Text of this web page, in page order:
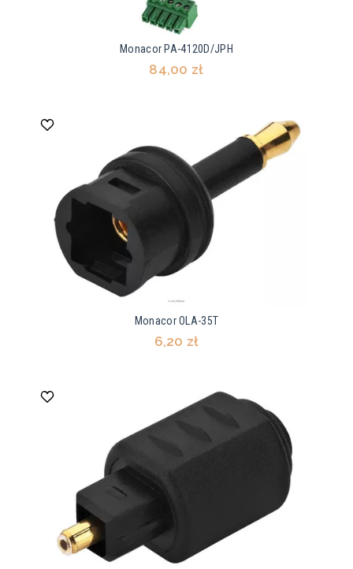
Monacor PA-4120D/JPH
84,00 zł
Monacor OLA-35T
6,20 zł